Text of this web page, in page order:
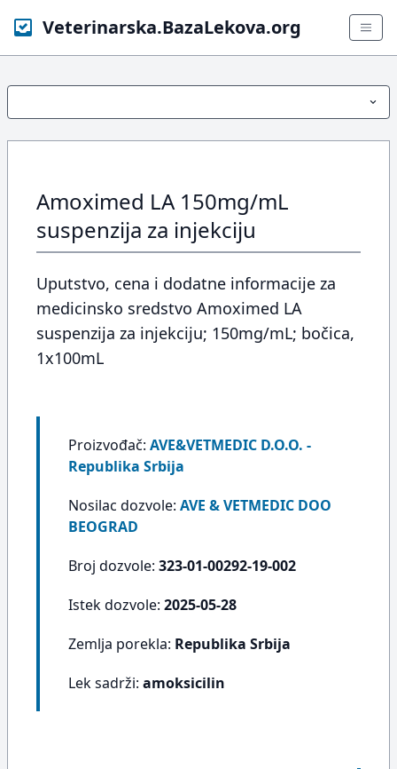
Veterinarska.BazaLekova.org
Amoximed LA 150mg/mL
suspenzija za injekciju
Uputstvo, cena i dodatne informacije za
medicinsko sredstvo Amoximed LA
suspenzija za injekciju; 150mg/mL; bočica,
1x100mL
Proizvođač: AVE&VETMEDIC D.O.O. -
Republika Srbija
Nosilac dozvole: AVE & VETMEDIC DOO
BEOGRAD
Broj dozvole: 323-01-00292-19-002
Istek dozvole: 2025-05-28
Zemlja porekla: Republika Srbija
Lek sadrži: amoksicilin